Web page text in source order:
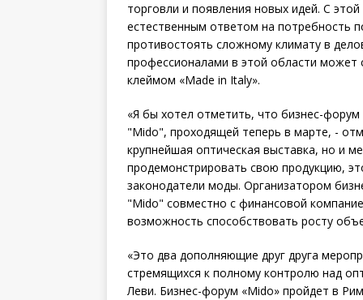
торговли и появления новых идей. С
естественным ответом на потребность
противостоять сложному климату в
профессионалами в этой области может
клеймом «Made in Italy».
«Я бы хотел отметить, что бизнес-
"Mido", проходящей теперь в марте, -
крупнейшая оптическая выставка, но и
продемонстрировать свою продукцию,
законодатели моды. Организатором
"Mido" совместно с финансовой
возможность способствовать росту
«Это два дополняющие друг друга
стремящихся к полному контролю над
Леви. Бизнес-форум «Mido» пройдет в